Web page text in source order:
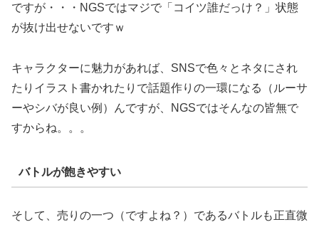
ですが・・・NGSではマジで「コイツ誰だっけ？」状態
が抜け出せないですｗ
キャラクターに魅力があれば、SNSで色々とネタにされ
たりイラスト書かれたりで話題作りの一環になる（ルーサ
ーやシバが良い例）んですが、NGSではそんなの皆無で
すからね。。。
バトルが飽きやすい
そして、売りの一つ（ですよね？）であるバトルも正直微